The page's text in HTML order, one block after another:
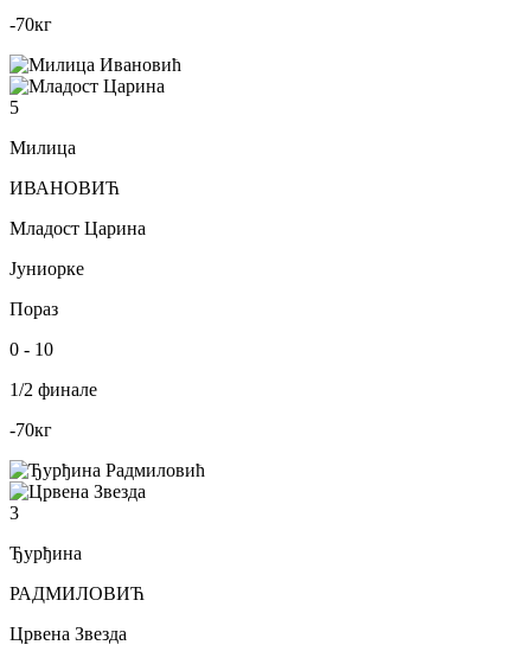
-70кг
5
Милица
ИВАНОВИЋ
Младост Царина
Јуниорке
Пораз
0 - 10
1/2 финале
-70кг
3
Ђурђина
РАДМИЛОВИЋ
Црвена Звезда